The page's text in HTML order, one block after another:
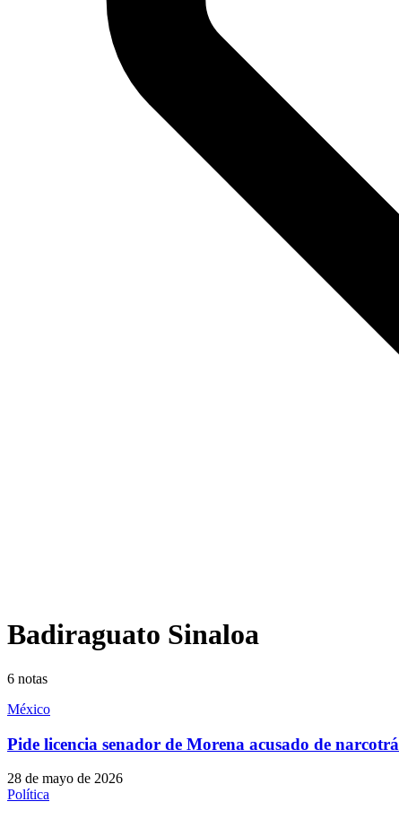
Badiraguato Sinaloa
6 notas
México
Pide licencia senador de Morena acusado de
28 de mayo de 2026
Política